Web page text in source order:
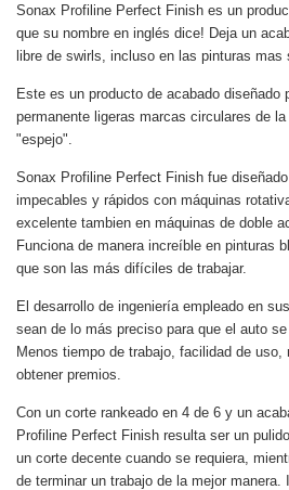
Sonax Profiline Perfect Finish es un
que su nombre en inglés dice! Deja un
libre de swirls, incluso en las pinturas mas
Este es un producto de acabado diseñado
permanente ligeras marcas circulares de
"espejo".
Sonax Profiline Perfect Finish fue
impecables y rápidos con máquinas
excelente tambien en máquinas de doble
Funciona de manera increíble en pinturas
que son las más difíciles de trabajar.
El desarrollo de ingeniería empleado en
sean de lo más preciso para que el auto
Menos tiempo de trabajo, facilidad de uso,
obtener premios.
Con un corte rankeado en 4 de 6 y un
Profiline Perfect Finish resulta ser un
un corte decente cuando se requiera,
de terminar un trabajo de la mejor manera.